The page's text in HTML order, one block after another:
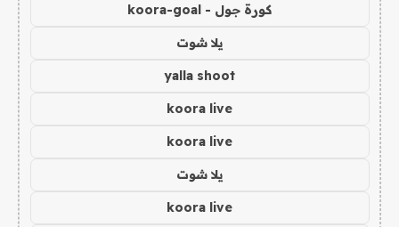
كورة جول - koora-goal
يلا شوت
yalla shoot
koora live
koora live
يلا شوت
koora live